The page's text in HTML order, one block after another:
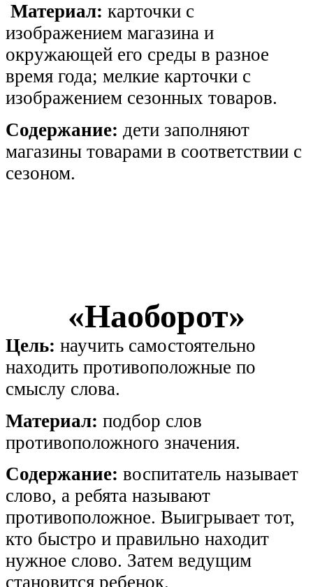
Материал: карточки с
изображением магазина и
окружающей его среды в разное
время года; мелкие карточки с
изображением сезонных товаров.
Содержание: дети заполняют
магазины товарами в соответствии с
сезоном.
«Наоборот»
Цель: научить самостоятельно
находить противоположные по
смыслу слова.
Материал: подбор слов
противоположного значения.
Содержание: воспитатель называет
слово, а ребята называют
противоположное. Выигрывает тот,
кто быстро и правильно находит
нужное слово. Затем ведущим
становится ребенок.